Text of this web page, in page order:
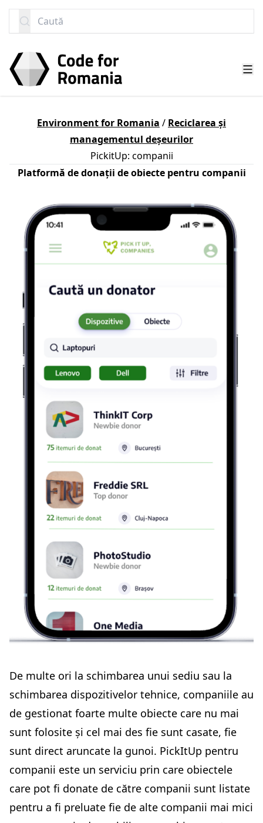
Caută
Environment for Romania / Reciclarea și
managementul deșeurilor
PickitUp: companii
Platformă de donații de obiecte pentru companii
De multe ori la schimbarea unui sediu sau la
schimbarea dispozitivelor tehnice, companiile au
de gestionat foarte multe obiecte care nu mai
sunt folosite și cel mai des fie sunt casate, fie
sunt direct aruncate la gunoi. PickItUp pentru
companii este un serviciu prin care obiectele
care pot fi donate de către companii sunt listate
pentru a fi preluate fie de alte companii mai mici